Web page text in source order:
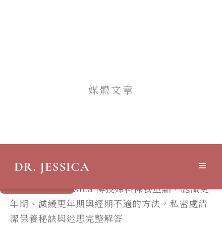
媒體文章
Yahoo新聞
婦產科醫師 Jessica 傳授婦科保養重點，認識更
年期、減緩更年期與經期不適的方法，私密處清
潔保養秘訣與迷思完整解答